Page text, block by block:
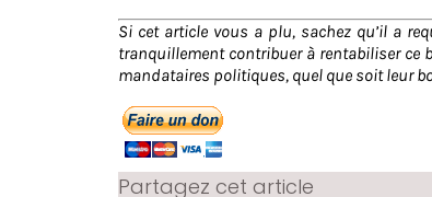
Partagez cet article
Si cet article vous a plu, sachez qu’il a
tranquillement contribuer à rentabiliser ce
mandataires politiques, quel que soit leur